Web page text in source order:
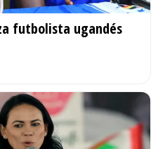
futbolista ugandés